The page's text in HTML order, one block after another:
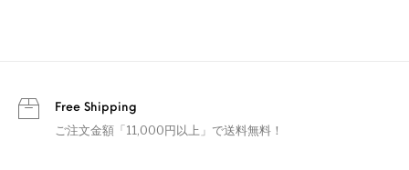
Free Shipping
ご注文金額「11,000円以上」で送料無料！